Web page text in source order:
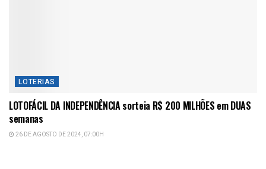
LOTERIAS
LOTOFÁCIL DA INDEPENDÊNCIA sorteia R$ 200 MILHÕES em DUAS
semanas
26 DE AGOSTO DE 2024, 07:00H